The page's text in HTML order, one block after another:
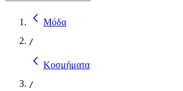
Μόδα
/
Κοσμήματα
/